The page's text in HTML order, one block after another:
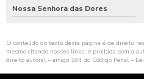
Nossa Senhora das Dores
O conteúdo do texto desta página é de direito
mesmo citando nossos links, é proibida sem a
direito autoral – artigo 184 do Código Penal –